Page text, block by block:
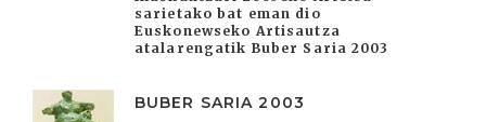
sarietako bat eman dio
Euskonewseko Artisautza
atalarengatik Buber Saria 2003
BUBER SARIA 2003